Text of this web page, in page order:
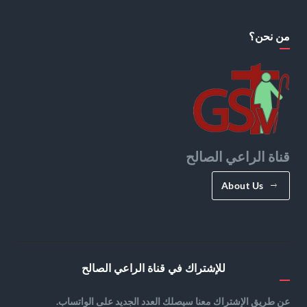
من نحن؟
قناة الراعي الصالح
About Us
للإشتراك في قناة الراعي الصالح
عن طريق الإشتراك معنا سيصلك العدد الجديد على الواتساب.